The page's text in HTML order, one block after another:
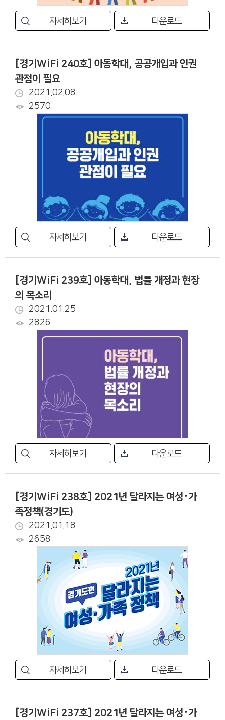
자세히보기 다운로드
[경기WiFi 240호] 아동학대, 공공개입과 인권
관점이 필요
2021.02.08
2570
자세히보기 다운로드
[경기WiFi 239호] 아동학대, 법률 개정과 현장
의 목소리
2021.01.25
2826
자세히보기 다운로드
[경기WiFi 238호] 2021년 달라지는 여성･가
족정책(경기도)
2021.01.18
2658
자세히보기 다운로드
[경기WiFi 237호] 2021년 달라지는 여성･가